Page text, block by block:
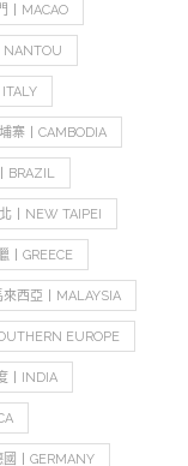
丨MACAO
NANTOU
寨丨CAMBODIA
BRAZIL
丨NEW TAIPEI
丨GREECE
來西亞丨MALAYSIA
EUROPE
丨INDIA
國丨GERMANY